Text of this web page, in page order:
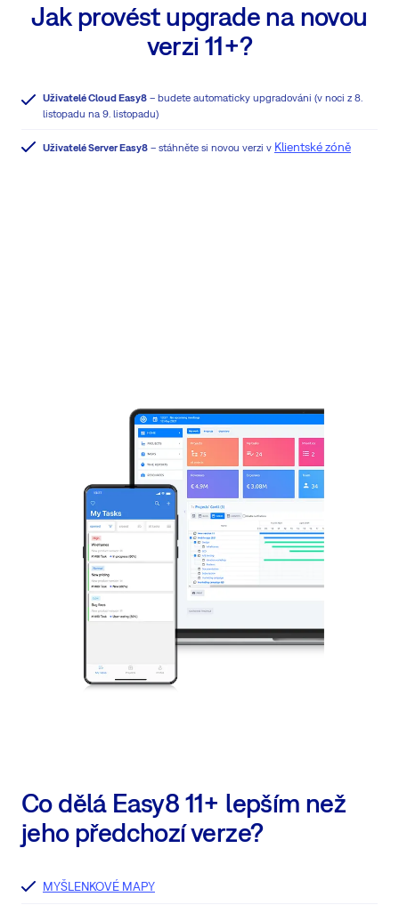
Jak provést upgrade na novou
verzi 11+?
Uživatelé Cloud Easy8 – budete automaticky upgradováni (v noci z 8.
listopadu na 9. listopadu)
Uživatelé Server Easy8 – stáhněte si novou verzi v Klientské zóně
Co dělá Easy8 11+ lepším než
jeho předchozí verze?
MYŠLENKOVÉ MAPY